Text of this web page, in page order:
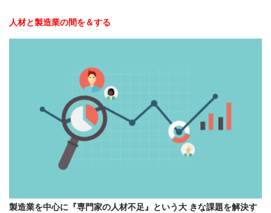
人材と製造業の間を＆する
製造業を中心に『専門家の人材不足』という大 きな課題を解決す